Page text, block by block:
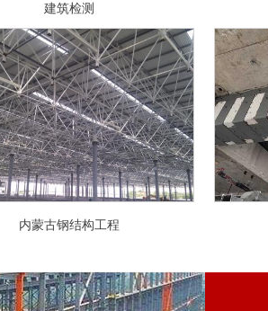
建筑检测
内蒙古钢结构工程